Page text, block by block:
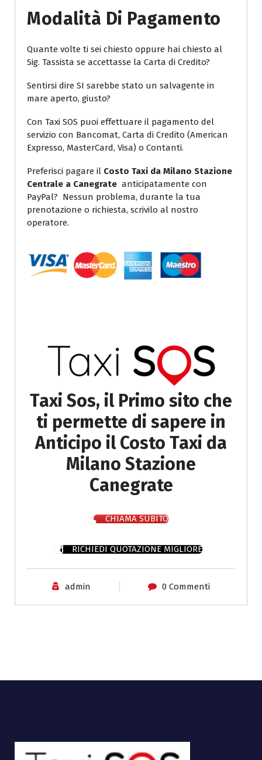
Modalità Di Pagamento
Quante volte ti sei chiesto oppure hai chiesto al
Sig. Tassista se accettasse la Carta di Credito?
Sentirsi dire SI sarebbe stato un salvagente in
mare aperto, giusto?
Con Taxi SOS puoi effettuare il pagamento del
servizio con Bancomat, Carta di Credito (American
Expresso, MasterCard, Visa) o Contanti.
Preferisci pagare il Costo Taxi da Milano Stazione
Centrale a Canegrate anticipatamente con
PayPal? Nessun problema, durante la tua
prenotazione o richiesta, scrivilo al nostro
operatore.
Taxi Sos, il Primo sito che
ti permette di sapere in
Anticipo il Costo Taxi da
Milano Stazione
Canegrate
CHIAMA SUBITO
RICHIEDI QUOTAZIONE MIGLIORE
admin 0 Commenti